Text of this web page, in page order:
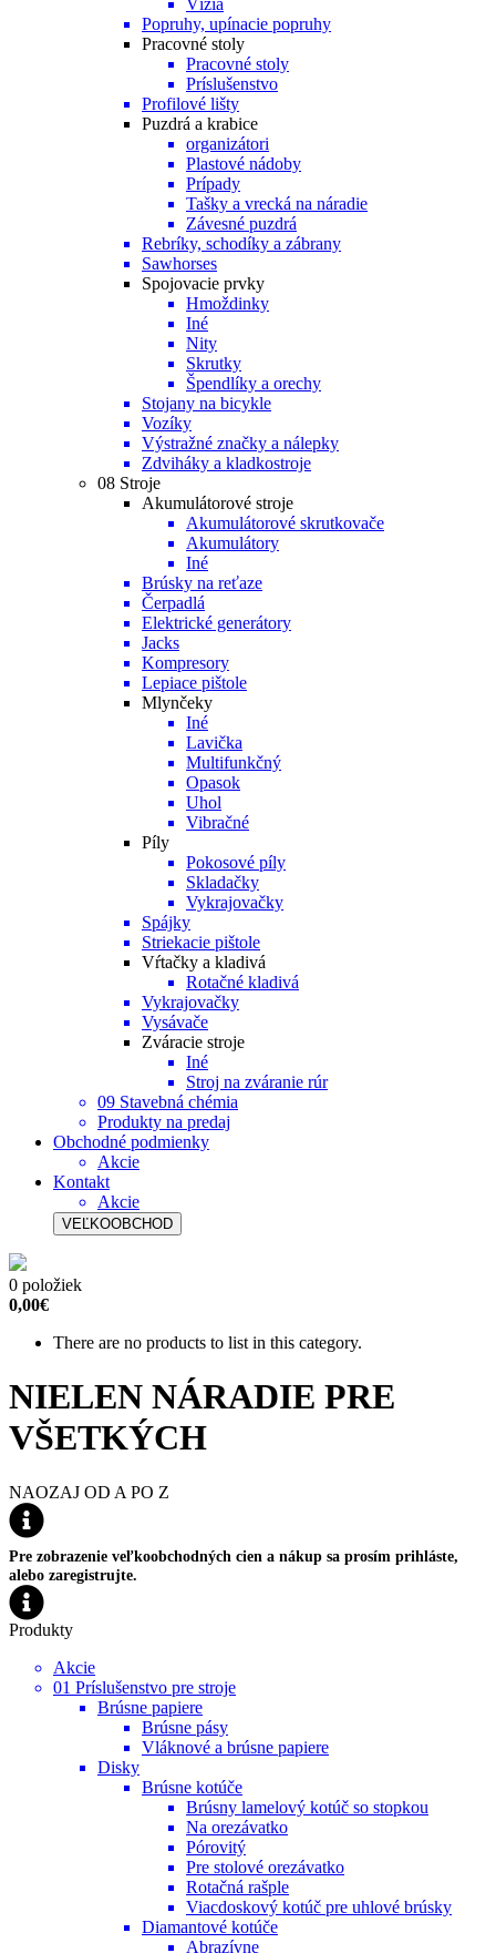
Vízia
Popruhy, upínacie popruhy
Pracovné stoly
Pracovné stoly
Príslušenstvo
Profilové lišty
Puzdrá a krabice
organizátori
Plastové nádoby
Prípady
Tašky a vrecká na náradie
Závesné puzdrá
Rebríky, schodíky a zábrany
Sawhorses
Spojovacie prvky
Hmoždinky
Iné
Nity
Skrutky
Špendlíky a orechy
Stojany na bicykle
Vozíky
Výstražné značky a nálepky
Zdviháky a kladkostroje
08 Stroje
Akumulátorové stroje
Akumulátorové skrutkovače
Akumulátory
Iné
Brúsky na reťaze
Čerpadlá
Elektrické generátory
Jacks
Kompresory
Lepiace pištole
Mlynčeky
Iné
Lavička
Multifunkčný
Opasok
Uhol
Vibračné
Píly
Pokosové píly
Skladačky
Vykrajovačky
Spájky
Striekacie pištole
Vŕtačky a kladivá
Rotačné kladivá
Vykrajovačky
Vysávače
Zváracie stroje
Iné
Stroj na zváranie rúr
09 Stavebná chémia
Produkty na predaj
Obchodné podmienky
Akcie
Kontakt
Akcie
VEĽKOOBCHOD
0 položiek
0,00€
There are no products to list in this category.
NIELEN NÁRADIE PRE
VŠETKÝCH
NAOZAJ OD A PO Z
Pre zobrazenie veľkoobchodných cien a nákup sa prosím prihláste,
alebo zaregistrujte.
Produkty
Akcie
01 Príslušenstvo pre stroje
Brúsne papiere
Brúsne pásy
Vláknové a brúsne papiere
Disky
Brúsne kotúče
Brúsny lamelový kotúč so stopkou
Na orezávatko
Pórovitý
Pre stolové orezávatko
Rotačná rašple
Viacdoskový kotúč pre uhlové brúsky
Diamantové kotúče
Abrazívne